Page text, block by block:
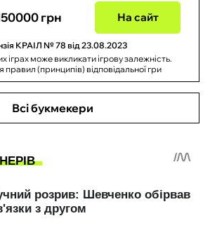
грн На сайт
КРАІЛ № 78 від 23.08.2023
іграх може викликати ігрову залежність.
(принципів) відповідальної гри
Всі букмекери